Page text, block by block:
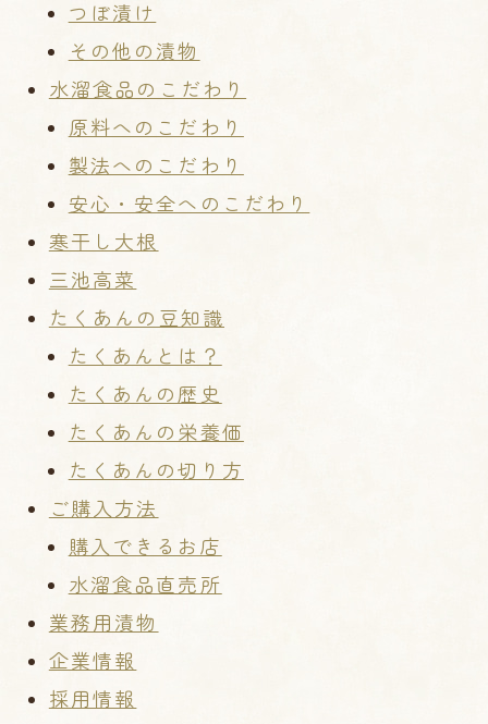
つぼ漬け
その他の漬物
水溜食品のこだわり
原料へのこだわり
製法へのこだわり
安心・安全へのこだわり
寒干し大根
三池高菜
たくあんの豆知識
たくあんとは？
たくあんの歴史
たくあんの栄養価
たくあんの切り方
ご購入方法
購入できるお店
水溜食品直売所
業務用漬物
企業情報
採用情報